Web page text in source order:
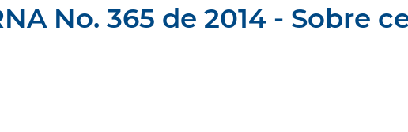
No. 365 de 2014 - Sobre